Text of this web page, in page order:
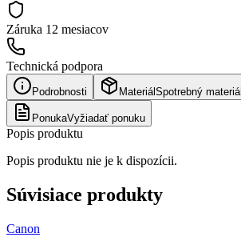
Záruka 12 mesiacov
Technická podpora
Podrobnosti Materiál Spotrebný materiál
PonukaVyžiadať ponuku
Popis produktu
Popis produktu nie je k dispozícii.
Súvisiace produkty
Canon